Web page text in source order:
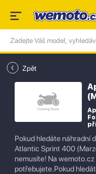
Zpět
Pokud hledáte náhradní
Atlantic Sprint 400
nemusíte! Na
potřebujete.Pokud